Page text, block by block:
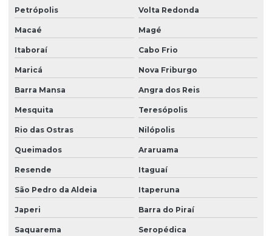
Torre de resfriamento de condensação
Torre de resfriamento fechada
Torre de resfriamento industrial
Torre de resfriamento industrial preço
Torre de resfriamento para injetora
Torre de resfriamento korper
Torre resfriamento manutenção
Torre de resfriamento preço
Torre de resfriamento simples
Petrópolis Volta Redonda
Macaé Magé
Itaboraí Cabo Frio
Maricá Nova Friburgo
Barra Mansa Angra dos Reis
Mesquita Teresópolis
Rio das Ostras Nilópolis
Queimados Araruama
Resende Itaguaí
São Pedro da Aldeia Itaperuna
Japeri Barra do Piraí
Saquarema Seropédica